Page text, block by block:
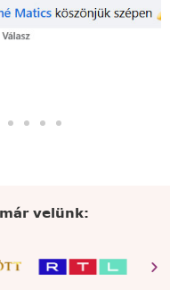
velünk: